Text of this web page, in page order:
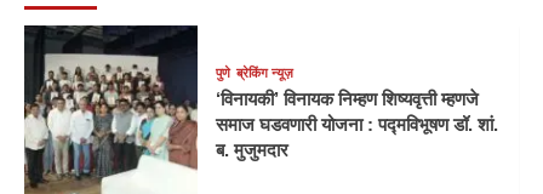
पुणे ब्रेकिंग न्यूज़
‘विनायकी’ विनायक निम्हण शिष्यवृत्ती म्हणजे
समाज घडवणारी योजना : पद्मविभूषण डॉ. शां.
ब. मुजुमदार